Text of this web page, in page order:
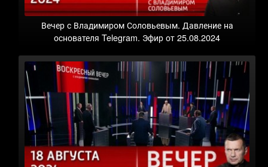
Вечер с Владимиром Соловьевым. Давление на
основателя Telegram. Эфир от 25.08.2024